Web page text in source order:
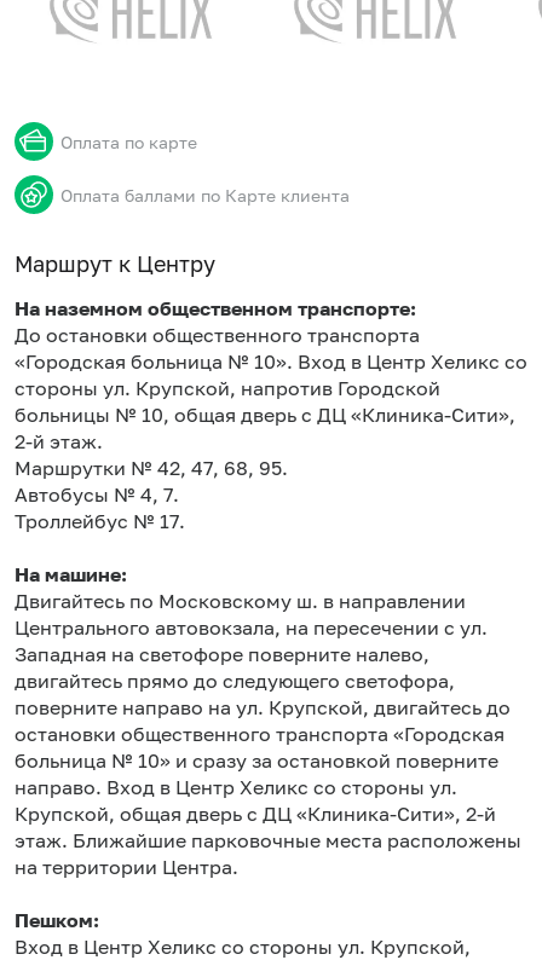
Оплата по карте
Оплата баллами по Карте клиента
Маршрут к Центру
На наземном общественном транспорте:
До остановки общественного транспорта
«Городская больница № 10». Вход в Центр Хеликс со
стороны ул. Крупской, напротив Городской
больницы № 10, общая дверь с ДЦ «Клиника-Сити»,
2-й этаж.
Маршрутки № 42, 47, 68, 95.
Автобусы № 4, 7.
Троллейбус № 17.
На машине:
Двигайтесь по Московскому ш. в направлении
Центрального автовокзала, на пересечении с ул.
Западная на светофоре поверните налево,
двигайтесь прямо до следующего светофора,
поверните направо на ул. Крупской, двигайтесь до
остановки общественного транспорта «Городская
больница № 10» и сразу за остановкой поверните
направо. Вход в Центр Хеликс со стороны ул.
Крупской, общая дверь с ДЦ «Клиника-Сити», 2-й
этаж. Ближайшие парковочные места расположены
на территории Центра.
Пешком:
Вход в Центр Хеликс со стороны ул. Крупской,